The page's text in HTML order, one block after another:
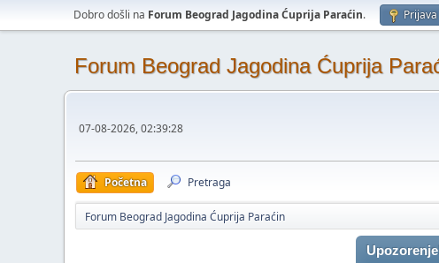
Dobro došli na Forum Beograd Jagodina Ćuprija Paraćin. Prijava
Forum Beograd Jagodina Ćuprija
07-08-2026, 02:39:28
Početna Pretraga
Forum Beograd Jagodina Ćuprija Paraćin